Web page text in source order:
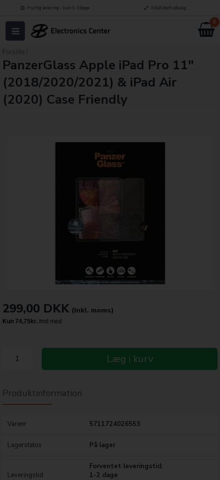
Hurtig levering - kun 1-3 dage Altid stort udvalg
0
Forside
PanzerGlass Apple iPad Pro 11"
(2018/2020/2021) & iPad Air
(2020) Case Friendly
299,00 DKK (Inkl. moms)
Læg i kurv
Produktinformation
Varenr 5711724026553
Lagerstatus På lager
Leveringstid
Forventet leveringstid:
1-2 dage